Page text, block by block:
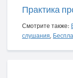
Практика
Смотрите также:
слушания,